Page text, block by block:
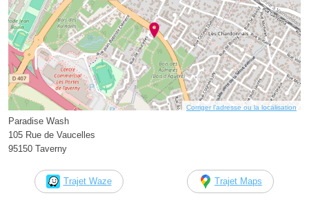
Corriger l’adresse ou la localisation
Paradise Wash
105 Rue de Vaucelles
95150 Taverny
Trajet Waze Trajet Maps